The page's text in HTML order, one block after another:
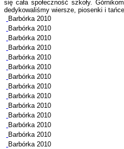
się cała społeczność szkoły.
dedykowaliśmy wiersze, piosenki i
Barbórka 2010
Barbórka 2010
Barbórka 2010
Barbórka 2010
Barbórka 2010
Barbórka 2010
Barbórka 2010
Barbórka 2010
Barbórka 2010
Barbórka 2010
Barbórka 2010
Barbórka 2010
Barbórka 2010
Barbórka 2010